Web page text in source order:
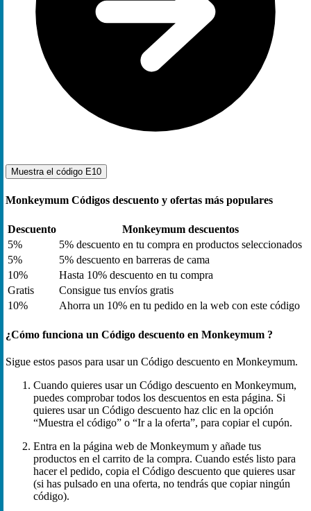
Muestra el código E10
Monkeymum Códigos descuento y ofertas más populares
Descuento
Monkeymum descuentos
5%
5% descuento en tu compra en productos seleccionados
5%
5% descuento en barreras de cama
10%
Hasta 10% descuento en tu compra
Gratis
Consigue tus envíos gratis
10%
Ahorra un 10% en tu pedido en la web con este código
¿Cómo funciona un Código descuento en Monkeymum ?
Sigue estos pasos para usar un Código descuento en Monkeymum.
Cuando quieres usar un Código descuento en Monkeymum,
puedes comprobar todos los descuentos en esta página. Si
quieres usar un Código descuento haz clic en la opción
“Muestra el código” o “Ir a la oferta”, para copiar el cupón.
Entra en la página web de Monkeymum y añade tus
productos en el carrito de la compra. Cuando estés listo para
hacer el pedido, copia el Código descuento que quieres usar
(si has pulsado en una oferta, no tendrás que copiar ningún
código).